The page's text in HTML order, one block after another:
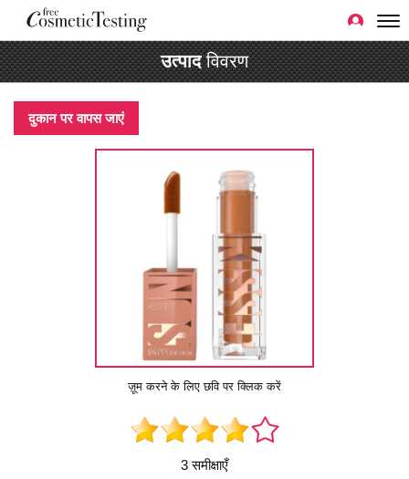
उत्पादविवरण
दुकान पर वापस जाएं
ज़ूम करने के लिए छवि पर क्लिक करें
3 समीक्षाएँ